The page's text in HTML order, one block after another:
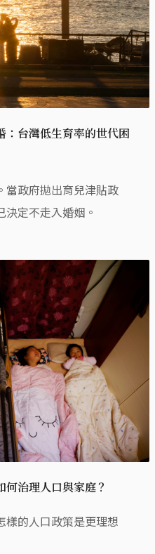
：台灣低生育率的世代困
當政府拋出育兒津貼政
定不走入婚姻。
治理人口與家庭？
樣的人口政策是更理想